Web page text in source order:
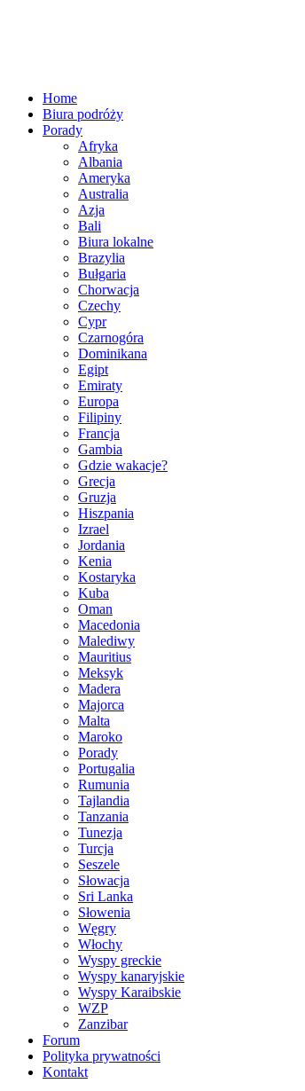
Home
Biura podróży
Porady
Afryka
Albania
Ameryka
Australia
Azja
Bali
Biura lokalne
Brazylia
Bułgaria
Chorwacja
Czechy
Cypr
Czarnogóra
Dominikana
Egipt
Emiraty
Europa
Filipiny
Francja
Gambia
Gdzie wakacje?
Grecja
Gruzja
Hiszpania
Izrael
Jordania
Kenia
Kostaryka
Kuba
Oman
Macedonia
Malediwy
Mauritius
Meksyk
Madera
Majorca
Malta
Maroko
Porady
Portugalia
Rumunia
Tajlandia
Tanzania
Tunezja
Turcja
Seszele
Słowacja
Sri Lanka
Słowenia
Węgry
Włochy
Wyspy greckie
Wyspy kanaryjskie
Wyspy Karaibskie
WZP
Zanzibar
Forum
Polityka prywatności
Kontakt